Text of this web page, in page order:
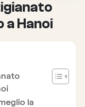
Hanoi
la